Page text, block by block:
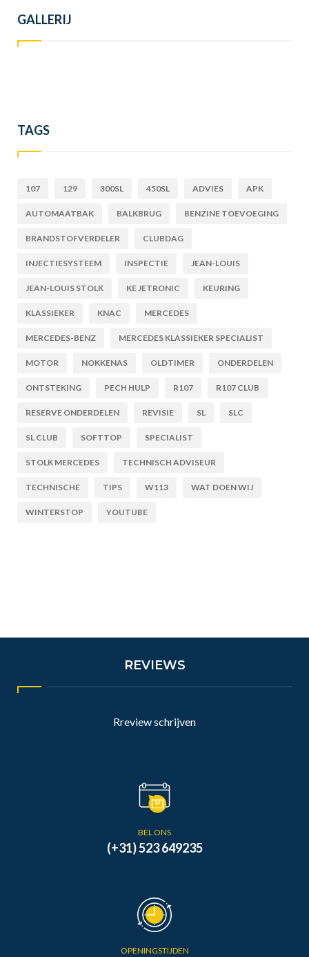
GALLERIJ
TAGS
107 129 300SL 450SL ADVIES APK
AUTOMAATBAK BALKBRUG BENZINE TOEVOEGING
BRANDSTOFVERDELER CLUBDAG
INJECTIESYSTEEM INSPECTIE JEAN-LOUIS
JEAN-LOUIS STOLK KE JETRONIC KEURING
KLASSIEKER KNAC MERCEDES
MERCEDES-BENZ MERCEDES KLASSIEKER SPECIALIST
MOTOR NOKKENAS OLDTIMER ONDERDELEN
ONTSTEKING PECH HULP R107 R107 CLUB
RESERVE ONDERDELEN REVISIE SL SLC
SL CLUB SOFTTOP SPECIALIST
STOLK MERCEDES TECHNISCH ADVISEUR
TECHNISCHE TIPS W113 WAT DOEN WIJ
WINTERSTOP YOUTUBE
REVIEWS
Rreview schrijven
BEL ONS
(+31) 523 649235
OPENINGSTIJDEN